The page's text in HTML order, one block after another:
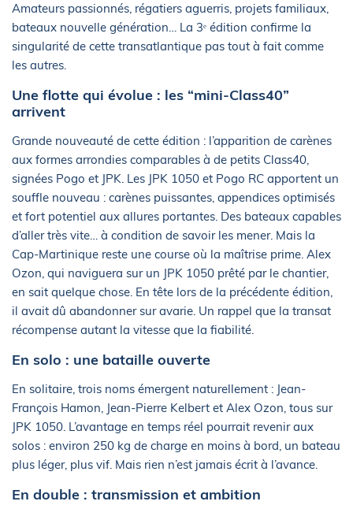
Amateurs passionnés, régatiers aguerris, projets familiaux,
bateaux nouvelle génération… La 3ᵉ édition confirme la
singularité de cette transatlantique pas tout à fait comme
les autres.
Une flotte qui évolue : les “mini-Class40”
arrivent
Grande nouveauté de cette édition : l’apparition de carènes
aux formes arrondies comparables à de petits Class40,
signées Pogo et JPK. Les JPK 1050 et Pogo RC apportent un
souffle nouveau : carènes puissantes, appendices optimisés
et fort potentiel aux allures portantes. Des bateaux capables
d’aller très vite… à condition de savoir les mener. Mais la
Cap-Martinique reste une course où la maîtrise prime. Alex
Ozon, qui naviguera sur un JPK 1050 prêté par le chantier,
en sait quelque chose. En tête lors de la précédente édition,
il avait dû abandonner sur avarie. Un rappel que la transat
récompense autant la vitesse que la fiabilité.
En solo : une bataille ouverte
En solitaire, trois noms émergent naturellement : Jean-
François Hamon, Jean-Pierre Kelbert et Alex Ozon, tous sur
JPK 1050. L’avantage en temps réel pourrait revenir aux
solos : environ 250 kg de charge en moins à bord, un bateau
plus léger, plus vif. Mais rien n’est jamais écrit à l’avance.
En double : transmission et ambition